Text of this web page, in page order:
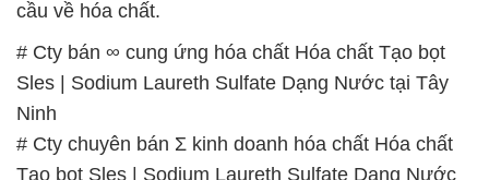
# Cty chuyên bán Σ kinh doanh hóa chất Hóa chất
Tạo bọt Sles | Sodium Laureth Sulfate Dạng Nước
tại Tây Ninh
# Cty chuyên phân phối và kinh doanh hóa chất Hóa
chất Tạo bọt Sles | Sodium Laureth Sulfate Dạng
Nước tại Tây Ninh